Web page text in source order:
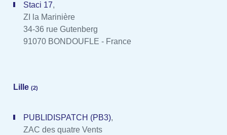
Staci 17,
ZI la Marinière
34-36 rue Gutenberg
91070 BONDOUFLE - France
Lille (2)
PUBLIDISPATCH (PB3),
ZAC des quatre Vents